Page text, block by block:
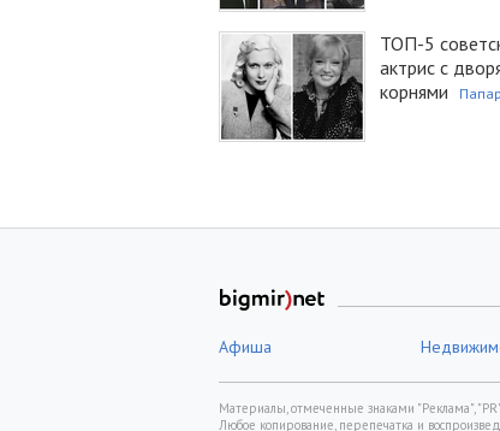
ТОП-5
актрис с
корнями
Афиша
Материалы, отмеченные знаками "Реклама",
Любое копирование, перепечатка и